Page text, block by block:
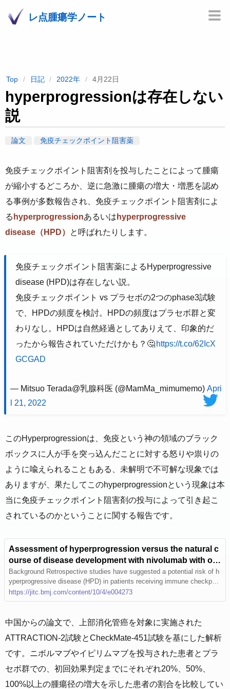
レ点腫瘍学ノート
Top 日記 2022年 4月22日
hyperprogressionは存在しない
説
論文 免疫チェックポイント阻害薬
免疫チェックポイント阻害剤を投与したことによって腫瘍
が縮小するどころか、逆に急激に腫瘍の増大・増悪を認め
る事例が多数報告され、免疫チェックポイント阻害剤によ
る hyperprogressionあるいは hyperprogressive
disease（HPD）
と呼ばれたりします。
免疫チェックポイント阻害薬によるHyperprogressive
disease (HPD)は存在しない説。
免疫チェックポイント vs プラセボの2つのphase3試験
で、HPDの頻度を検討。HPDの頻度はプラセボ群と変
わりなし。HPDは自然経過としてありえて、印象的だ
ったから報告されていただけかも？🤔 https://t.co/62IcX
GCGAD
— Mitsuo Terada@乳腺科医 (@MamMa_mimumemo) Apri
l 21, 2022
このHyperprogressionは、免疫という神の領域のブラック
ボックスに人が手を突っ込んだことに対する怒りや祟りの
ように喩えられることもある、未解明で不可解な現象では
ありますが、果たしてこのhyperprogressionという現象は本
当に免疫チェックポイント阻害剤の投与によって引き起こ
されているのかということに関する報告です。
Assessment of hyperprogression versus the natural c
ourse of disease development with nivolumab with or
without ipilimumab versus placebo in phase III, rando
mized, controlled trials
Background Retrospective studies have suggested a potential risk of h
yperprogressive disease (HPD) in patients receiving immune checkpoin
t inhibitors (ICIs). We compared the incidence of HPD during treatment
with nivolumab±ipilimumab versus natural tumor progression with place
Methods ATTRACTION-2 randomized patients with advanced gastric or
or regimens to nivolumab 3 mg/kg Q2W or placebo. CheckMate 451 ra
ndomized patients with extensive-disease small cell lung cancer (ED S
CLC) and ongoing complete/partial response or stable disease after firs
t-line chemotherapy to nivolumab 240 mg Q2W, nivolumab 1 mg/kg+ipil
imumab 3 mg/kg Q3W for four doses then nivolumab 240 mg Q2W, or
https://jitc.bmj.com/content/10/4/e004273
中国からの論文で、上部消化管癌を対象に実施された
ATTRACTION-2試験とCheckMate-451試験を基にした解析
です。ニボルマブやイピリムマブを投与された患者とプラ
セボ群での、初回効果判定までにそれぞれ20%、50%、
100%以上の腫瘍径の増大を示した患者の割合を比較してい